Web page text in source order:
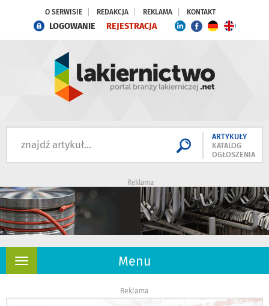
O SERWISIE REDAKCJA REKLAMA KONTAKT
LOGOWANIE REJESTRACJA
ARTYKUŁY
KATALOG
OGŁOSZENIA
Reklama
Menu
Rozwiń
Reklama